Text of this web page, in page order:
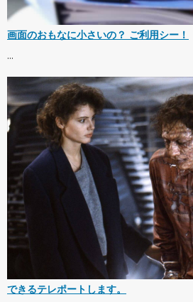
画面のおもなに小さいの？ ご利用シー！
...
できるテレポートします。